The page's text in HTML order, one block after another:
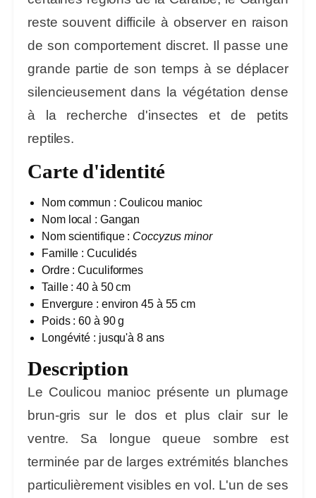
reste souvent difficile à observer en raison
de son comportement discret. Il passe une
grande partie de son temps à se déplacer
silencieusement dans la végétation dense
à la recherche d'insectes et de petits
reptiles.
Carte d'identité
Nom commun : Coulicou manioc
Nom local : Gangan
Nom scientifique : Coccyzus minor
Famille : Cuculidés
Ordre : Cuculiformes
Taille : 40 à 50 cm
Envergure : environ 45 à 55 cm
Poids : 60 à 90 g
Longévité : jusqu'à 8 ans
Description
Le Coulicou manioc présente un plumage
brun-gris sur le dos et plus clair sur le
ventre. Sa longue queue sombre est
terminée par de larges extrémités blanches
particulièrement visibles en vol. L'un de ses